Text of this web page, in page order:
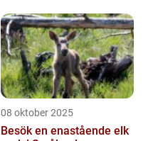
08 oktober 2025
Besök en enastående elk